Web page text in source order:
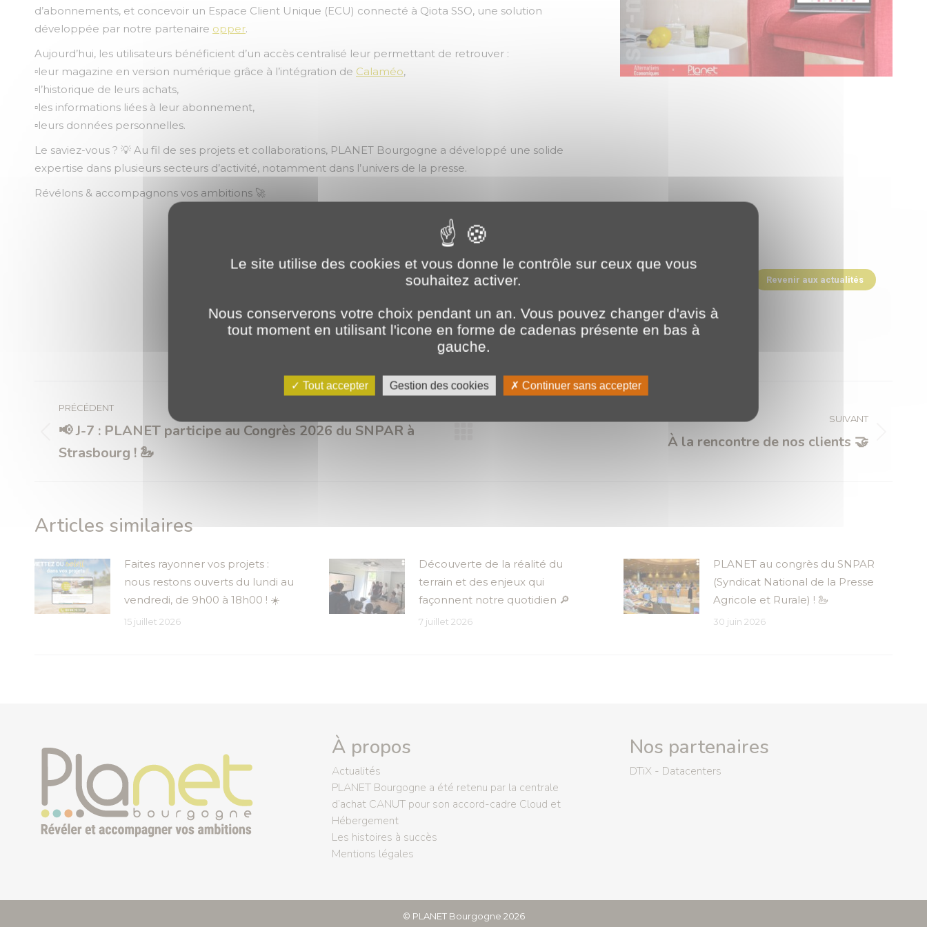
d’abonnements, et concevoir un Espace Client Unique (ECU) connecté à Qiota SSO, une solution
développée par notre partenaire opper.
Aujourd’hui, les utilisateurs bénéficient d’un accès centralisé leur permettant de retrouver :
▫️leur magazine en version numérique grâce à l’intégration de Calaméo,
▫️l’historique de leurs achats,
▫️les informations liées à leur abonnement,
▫️leurs données personnelles.
Le saviez-vous ? 💡 Au fil de ses projets et collaborations, PLANET Bourgogne a développé une solide
expertise dans plusieurs secteurs d’activité, notamment dans l’univers de la presse.
Révélons & accompagnons vos ambitions 🚀
Revenir aux actualités
Catégories :2026,Expertises 24 juin 2026
article
PRÉCÉDENT
Article
précédent
📢 J-7 : PLANET participe au Congrès 2026 du SNPAR à
Strasbourg ! 🦢
SUIVANT
À la rencontre de nos clients 🤝
Articles similaires
Faites rayonner vos projets :
nous restons ouverts du lundi au
vendredi, de 9h00 à 18h00 ! ☀️
15 juillet 2026
Découverte de la réalité du
terrain et des enjeux qui
façonnent notre quotidien 🔎
7 juillet 2026
PLANET au congrès du SNPAR
(Syndicat National de la Presse
Agricole et Rurale) ! 🦢
30 juin 2026
À propos
Actualités
PLANET Bourgogne a été retenu par la centrale
d’achat CANUT pour son accord-cadre Cloud et
Hébergement
Les histoires à succès
Mentions légales
Nos partenaires
DTiX - Datacenters
© PLANET Bourgogne 2026
Le site utilise des cookies et vous donne le contrôle sur ceux que vous
souhaitez activer.
Nous conserverons votre choix pendant un an. Vous pouvez changer d'avis à
tout moment en utilisant l'icone en forme de cadenas présente en bas à
gauche.
Tout accepter Gestion des cookies Continuer sans accepter